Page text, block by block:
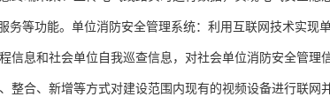
务等功能。单位消防安全管理系统：利用互联网技术实现
信息和社会单位自我巡查信息，对社会单位消防安全管理
整合、新增等方式对建设范围内现有的视频设备进行联网